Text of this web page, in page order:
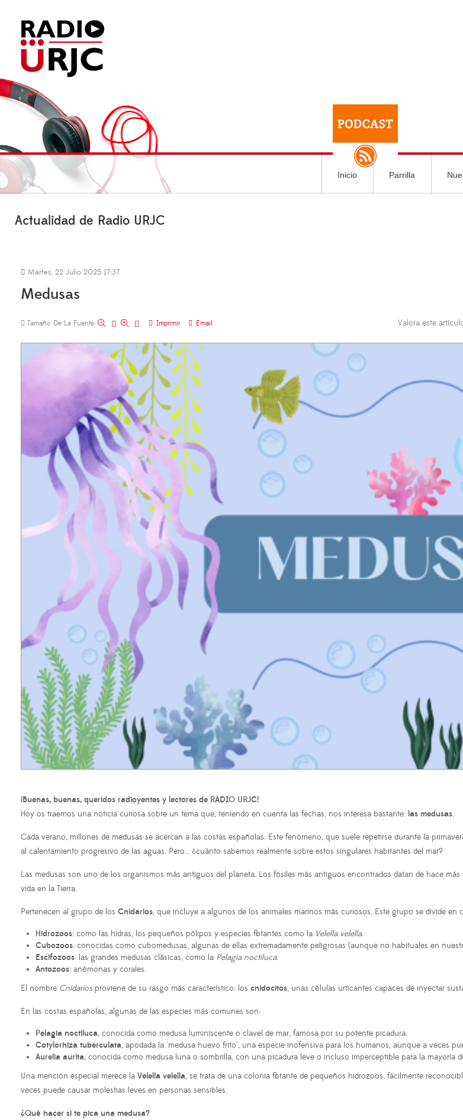
Inicio Parrilla
Actualidad de Radio URJC
Martes, 22 Julio 2025 17:37
Medusas
Tamaño De La Fuente Imprimir Email Valora este
¡Buenas, buenas, queridos radioyentes y lectores de RADIO URJC!
Hoy os traemos una noticia curiosa sobre un tema que, teniendo en cuenta las fechas, nos interesa bastante: las medusas.
Cada verano, millones de medusas se acercan a las costas españolas. Este fenómeno, que suele repetirse durante la
al calentamiento progresivo de las aguas. Pero… ¿cuánto sabemos realmente sobre estos singulares habitantes del mar?
Las medusas son uno de los organismos más antiguos del planeta. Los fósiles más antiguos encontrados datan de hace más
vida en la Tierra.
Pertenecen al grupo de los Cnidarios, que incluye a algunos de los animales marinos más curiosos. Este grupo se divide en
Hidrozoos: como las hidras, los pequeños pólipos y especies flotantes como la Velella velella.
Cubozoos: conocidas como cubomedusas, algunas de ellas extremadamente peligrosas (aunque no habituales en
Escifozoos: las grandes medusas clásicas, como la Pelagia noctiluca.
Antozoos: anémonas y corales.
El nombre Cnidarios proviene de su rasgo más característico: los cnidocitos, unas células urticantes capaces de inyectar
En las costas españolas, algunas de las especies más comunes son:
Pelagia noctiluca, conocida como medusa luminiscente o clavel de mar, famosa por su potente picadura.
Cotylorhiza tuberculata, apodada la "medusa huevo frito", una especie inofensiva para los humanos, aunque a veces
Aurelia aurita, conocida como medusa luna o sombrilla, con una picadura leve o incluso imperceptible para la mayoría
Una mención especial merece la Velella velella, se trata de una colonia flotante de pequeños hidrozoos, fácilmente
veces puede causar molestias leves en personas sensibles.
¿Qué hacer si te pica una medusa?